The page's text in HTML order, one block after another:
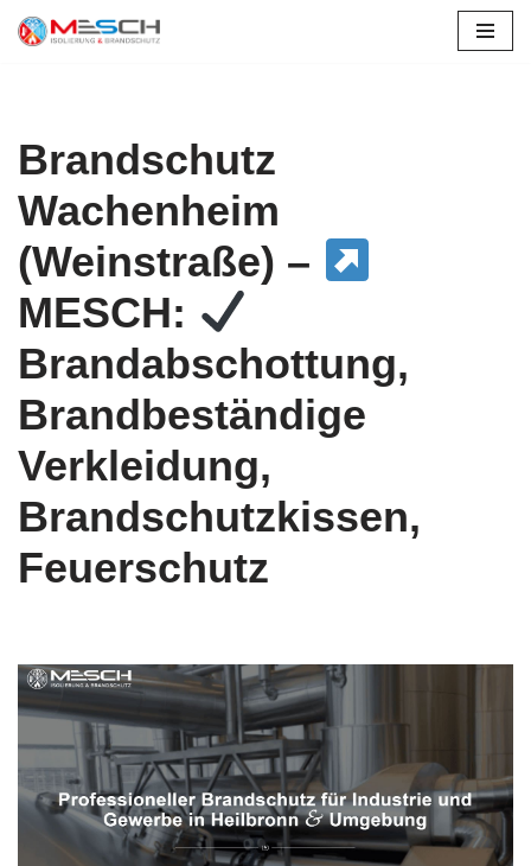
Brandschutz
Wachenheim
(Weinstraße) –
MESCH:
Brandabschottung,
Brandbeständige
Verkleidung,
Brandschutzkissen,
Feuerschutz